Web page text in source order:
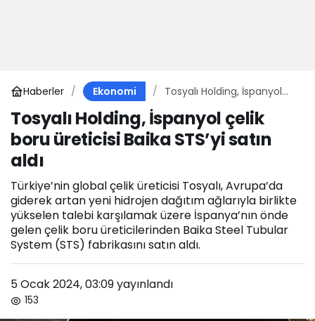
Haberler Ekonomi
Tosyalı Holding, İspanyol
STS’yi satın aldı
Tosyalı Holding, İspanyol çelik
boru üreticisi Baika STS’yi satın
aldı
Türkiye’nin global çelik üreticisi Tosyalı, Avrupa’da
giderek artan yeni hidrojen dağıtım ağlarıyla birlikte
yükselen talebi karşılamak üzere İspanya’nın önde
gelen çelik boru üreticilerinden Baika Steel Tubular
System (STS) fabrikasını satın aldı.
5 Ocak 2024, 03:09yayınlandı
153